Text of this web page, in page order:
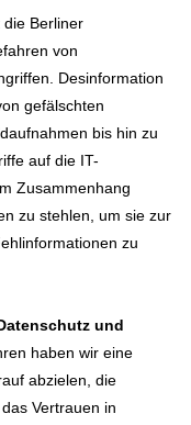
Berliner
von
Desinformation
gefälschten
bis hin zu
auf die IT-
Zusammenhang
zu stehlen, um sie zur
zu
und
haben wir eine
abzielen, die
Vertrauen in